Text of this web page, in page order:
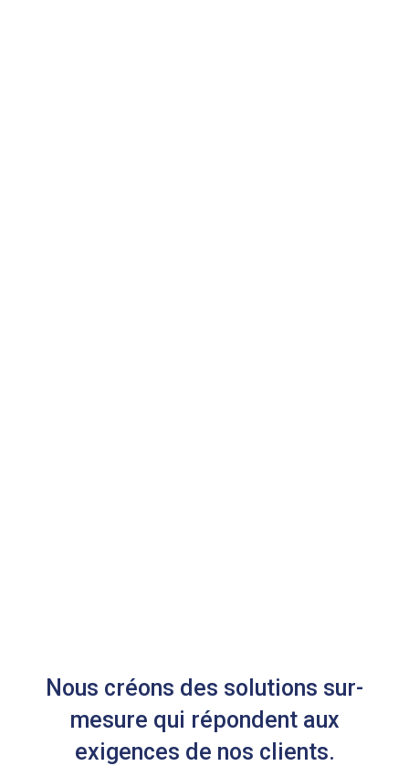
Nous créons des solutions sur-
mesure qui répondent aux
exigences de nos clients.